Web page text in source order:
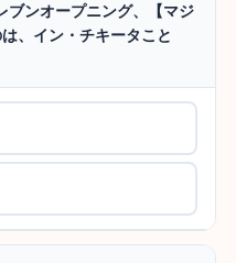
ンオープニング、【マジ
、イン・チキータこと